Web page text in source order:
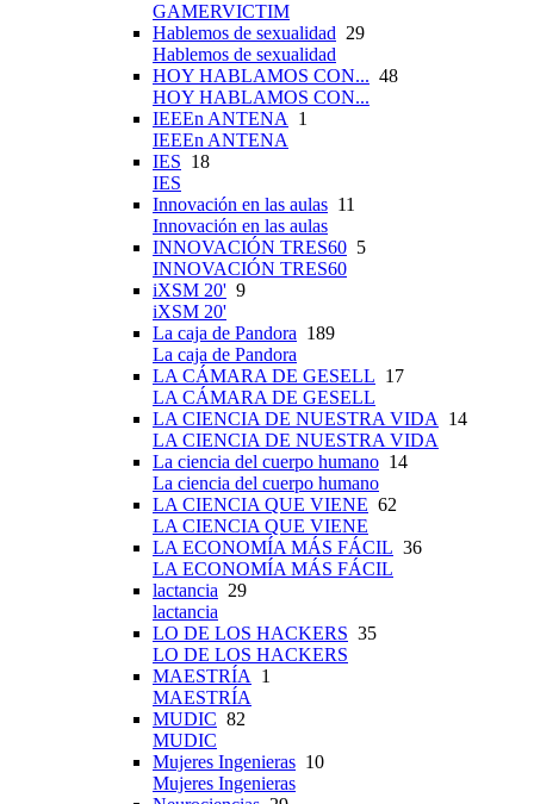
GAMERVICTIM
Hablemos de sexualidad 29
Hablemos de sexualidad
HOY HABLAMOS CON... 48
HOY HABLAMOS CON...
IEEEn ANTENA
1
IEEEn ANTENA
IES 18
IES
Innovación en las aulas 11
Innovación en las aulas
INNOVACIÓN TRES60 5
INNOVACIÓN TRES60
iXSM 20' 9
iXSM 20'
La caja de Pandora 189
La caja de Pandora
LA CÁMARA DE GESELL 17
LA CÁMARA DE GESELL
LA CIENCIA DE NUESTRA VIDA
14
LA CIENCIA DE NUESTRA VIDA
La ciencia del cuerpo humano 14
La ciencia del cuerpo humano
LA CIENCIA QUE VIENE 62
LA CIENCIA QUE VIENE
LA ECONOMÍA MÁS FÁCIL 36
LA ECONOMÍA MÁS FÁCIL
lactancia 29
lactancia
LO DE LOS HACKERS 35
LO DE LOS HACKERS
MAESTRÍA
1
MAESTRÍA
MUDIC 82
MUDIC
Mujeres Ingenieras 10
Mujeres Ingenieras